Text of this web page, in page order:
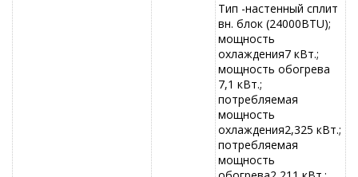
Тип -настенный сплит
вн. блок (24000BTU);
мощность
охлаждения7 кВт.;
мощность обогрева
7,1 кВт.;
потребляемая
мощность
охлаждения2,325 кВт.;
потребляемая
мощность